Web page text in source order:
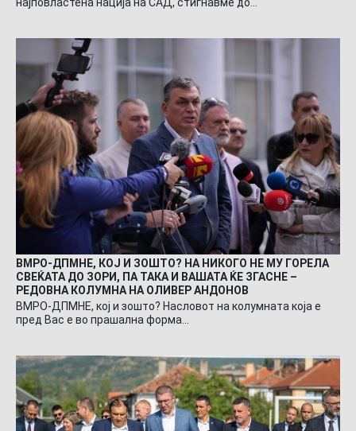
најповластена нација на САД, стигнавме до…
ВМРО-ДПМНЕ, КОЈ И ЗОШТО? НА НИКОГО НЕ МУ ГОРЕЛА
СВЕЌАТА ДО ЗОРИ, ПА ТАКА И ВАШАТА ЌЕ ЗГАСНЕ –
РЕДОВНА КОЛУМНА НА ОЛИВЕР АНДОНОВ
ВМРО-ДПМНЕ, кој и зошто? Насловот на колумната која е
пред Вас е во прашална форма…